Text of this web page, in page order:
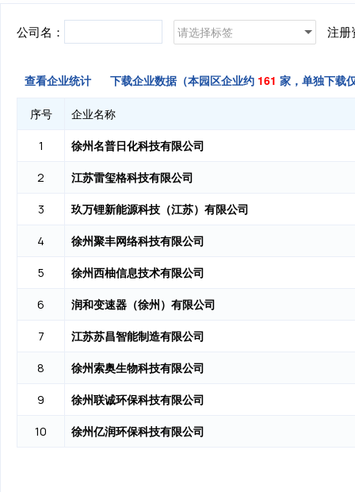
公司名： 请选择标签 注册
查看企业统计 下载企业数据（本园区企业约 161 家，单独下载
序号 企业名称
1 徐州名普日化科技有限公司
2 江苏雷玺格科技有限公司
3 玖万锂新能源科技（江苏）有限公司
4 徐州聚丰网络科技有限公司
5 徐州西柚信息技术有限公司
6 润和变速器（徐州）有限公司
7 江苏苏昌智能制造有限公司
8 徐州索奥生物科技有限公司
9 徐州联诚环保科技有限公司
10 徐州亿润环保科技有限公司